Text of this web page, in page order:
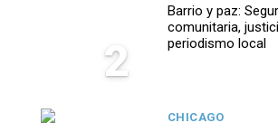
2
Barrio y paz:
comunitaria,
periodismo local
CHICAGO